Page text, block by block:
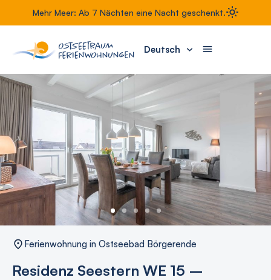
Mehr Meer: Ab 7 Nächten eine Nacht geschenkt.
Deutsch
Ferienwohnung in Ostseebad Börgerende
Residenz Seestern WE 15 –